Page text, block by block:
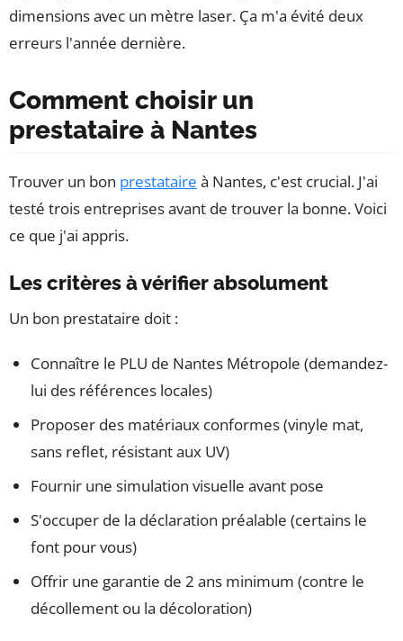
dimensions avec un mètre laser. Ça m'a évité deux
erreurs l'année dernière.
Comment choisir un
prestataire à Nantes
Trouver un bon prestataire à Nantes, c'est crucial. J'ai
testé trois entreprises avant de trouver la bonne. Voici
ce que j'ai appris.
Les critères à vérifier absolument
Un bon prestataire doit :
Connaître le PLU de Nantes Métropole (demandez-
lui des références locales)
Proposer des matériaux conformes (vinyle mat,
sans reflet, résistant aux UV)
Fournir une simulation visuelle avant pose
S'occuper de la déclaration préalable (certains le
font pour vous)
Offrir une garantie de 2 ans minimum (contre le
décollement ou la décoloration)